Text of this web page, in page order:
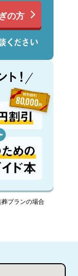
の方
プランの場合